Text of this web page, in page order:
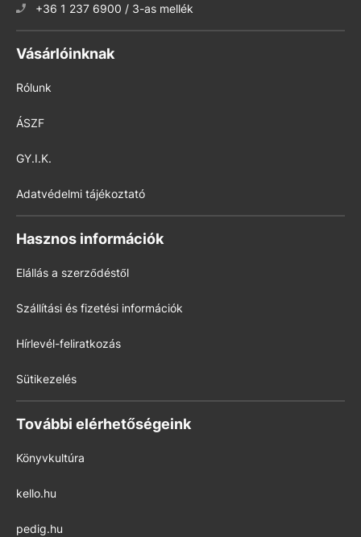
+36 1 237 6900 / 3-as mellék
Vásárlóinknak
Rólunk
ÁSZF
GY.I.K.
Adatvédelmi tájékoztató
Hasznos információk
Elállás a szerződéstől
Szállítási és fizetési információk
Hírlevél-feliratkozás
Sütikezelés
További elérhetőségeink
Könyvkultúra
kello.hu
pedig.hu